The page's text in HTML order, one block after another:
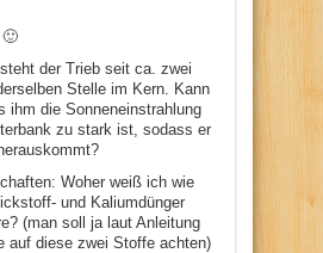
der Trieb seit ca. zwei
Stelle im Kern. Kann
ihm die Sonneneinstrahlung
zu stark ist, sodass er
Woher weiß ich wie
und Kaliumdünger
(man soll ja laut Anleitung
auf diese zwei Stoffe achten)